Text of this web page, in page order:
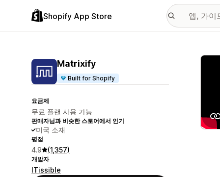
Shopify App Store
Matrixify
Built for Shopify
요금제
무료 플랜 사용 가능
판매자님과 비슷한 스토어에서 인기
미국 소재
평점
4.9 (1,357)
개발자
ITissible
추천